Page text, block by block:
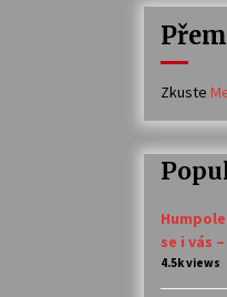
Zkuste
se i vás
4.5k views